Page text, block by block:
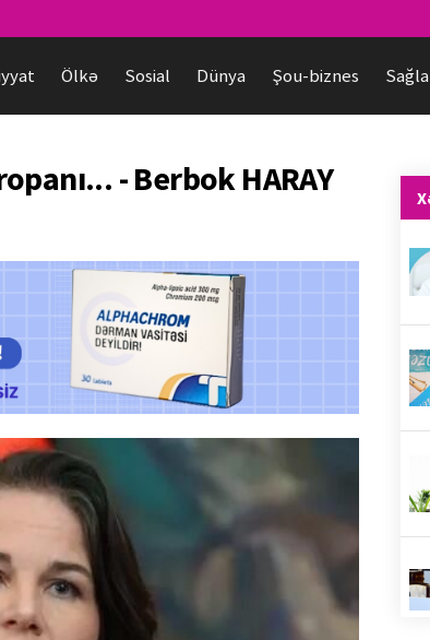
Ölkə Sosial Dünya Şou-biznes
- Berbok HARAY